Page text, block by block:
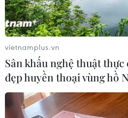
TIN CÙNG CHUYÊN MỤC
Truyền thông Hàn Quốc đánh
cao đội tuyển Việt Nam với
trận bất bại
09/08/2026 04:22
vietnamplus.vn
Sân khấu nghệ thuật
đẹp huyền thoại vùng hồ